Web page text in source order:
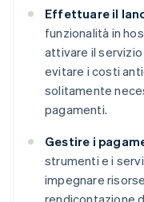
Effettuare il
funzionalità in
attivare il
evitare i costi
solitamente
pagamenti.
Gestire i
strumenti e i
impegnare